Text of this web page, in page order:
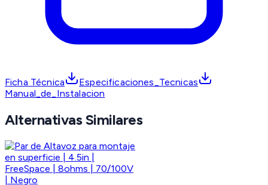
Ficha Técnica
Especificaciones_Tecnicas
Manual_de_Instalacion
Alternativas Similares